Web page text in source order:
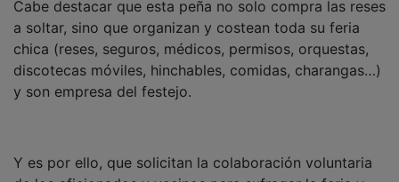
a soltar, sino que organizan y costean toda su feria
chica (reses, seguros, médicos, permisos, orquestas,
discotecas móviles, hinchables, comidas, charangas…)
y son empresa del festejo.
de los aficionados y vecinos para sufragar la feria y